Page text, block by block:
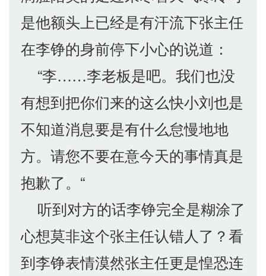
是他额头上已经是有汗流下张主任
在李铮的身前停下小心的说道：
“李……李老板是吧。我们也没
有想到把你们来的这么快小刘也是
不知道消息要是有什么怠慢地地
方。请您不要在意今天的事情真是
抱歉了。“
听到对方的话李铮完全是糊涂了
心想莫非这个张主任认错人了？看
到李铮表情漠然张主任更是惶恐连